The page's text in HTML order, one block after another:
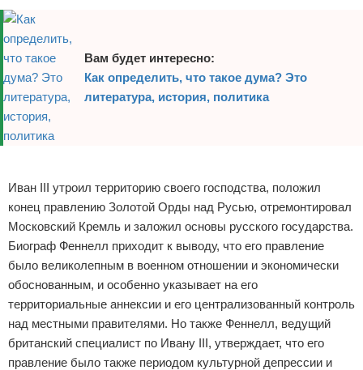
Вам будет интересно:
Как определить, что такое дума? Это
литература, история, политика
Иван III утроил территорию своего господства, положил
конец правлению Золотой Орды над Русью, отремонтировал
Московский Кремль и заложил основы русского государства.
Биограф Феннелл приходит к выводу, что его правление
было великолепным в военном отношении и экономически
обоснованным, и особенно указывает на его
территориальные аннексии и его централизованный контроль
над местными правителями. Но также Феннелл, ведущий
британский специалист по Ивану III, утверждает, что его
правление было также периодом культурной депрессии и